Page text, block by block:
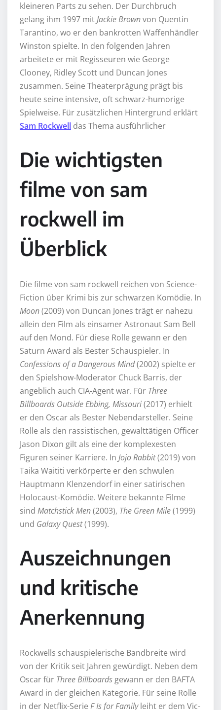
kleineren Parts zu sehen. Der Durchbruch
gelang ihm 1997 mitJackie Brownvon Quentin
Tarantino, wo er den bankrotten Waffenhändler
Winston spielte. In den folgenden Jahren
arbeitete er mit Regisseuren wie George
Clooney, Ridley Scott und Duncan Jones
zusammen. Seine Theaterprägung prägt bis
heute seine intensive, oft schwarz-humorige
Spielweise. Für zusätzlichen Hintergrund erklärt
Sam Rockwell das Thema ausführlicher
Die wichtigsten
filme von sam
rockwell im
Überblick
Die filme von sam rockwell reichen von Science-
Fiction über Krimi bis zur schwarzen Komödie. In
Moon(2009) von Duncan Jones trägt er nahezu
allein den Film als einsamer Astronaut Sam Bell
auf den Mond. Für diese Rolle gewann er den
Saturn Award als Bester Schauspieler. In
Confessions of a Dangerous Mind(2002) spielte er
den Spielshow-Moderator Chuck Barris, der
angeblich auch CIA-Agent war. Für Three
Billboards Outside Ebbing, Missouri(2017) erhielt
er den Oscar als Bester Nebendarsteller. Seine
Rolle als den rassistischen, gewalttätigen Officer
Jason Dixon gilt als eine der komplexesten
Figuren seiner Karriere. In Jojo Rabbit(2019) von
Taika Waititi verkörperte er den schwulen
Hauptmann Klenzendorf in einer satirischen
Holocaust-Komödie. Weitere bekannte Filme
sind Matchstick Men(2003), The Green Mile(1999)
und Galaxy Quest(1999).
Auszeichnungen
und kritische
Anerkennung
Rockwells schauspielerische Bandbreite wird
von der Kritik seit Jahren gewürdigt. Neben dem
Oscar für Three Billboards gewann er den BAFTA
Award in der gleichen Kategorie. Für seine Rolle
in der Netflix-Serie F Is for Familyleiht er dem Vic-